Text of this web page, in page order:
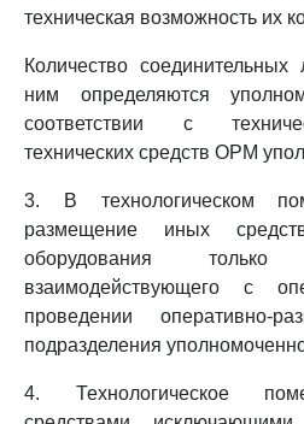
техническая возможность их
Количество
ним определяются
соответствии с
технических средств ОРМ
3. В технологическом
размещение иных
оборудования
взаимодействующего с
проведении оперативно-
подразделения
4. Технологическое